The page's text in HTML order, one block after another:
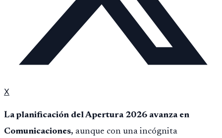
X
La planificación del Apertura 2026 avanza en
Comunicaciones, aunque con una incógnita